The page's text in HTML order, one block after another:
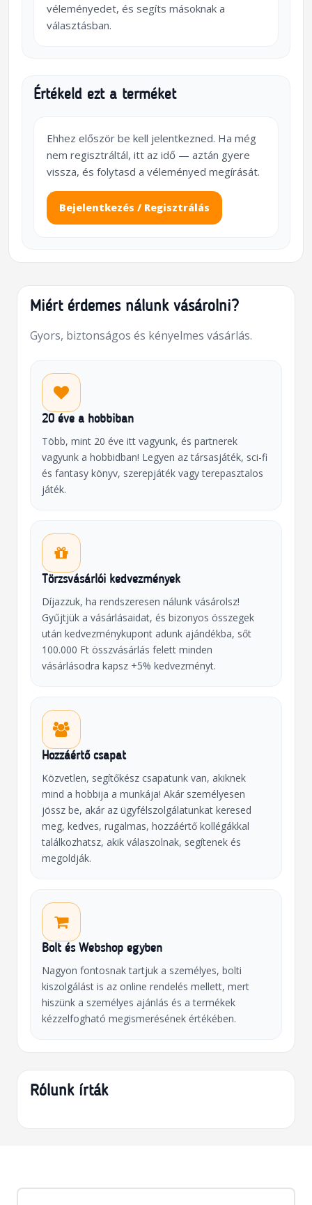
véleményedet, és segíts másoknak a
választásban.
Értékeld ezt a terméket
Ehhez először be kell jelentkezned. Ha még
nem regisztráltál, itt az idő — aztán gyere
vissza, és folytasd a véleményed megírását.
Bejelentkezés / Regisztrálás
Miért érdemes nálunk vásárolni?
Gyors, biztonságos és kényelmes vásárlás.
20 éve a hobbiban
Több, mint 20 éve itt vagyunk, és partnerek
vagyunk a hobbidban! Legyen az társasjáték, sci-fi
és fantasy könyv, szerepjáték vagy terepasztalos
játék.
Törzsvásárlói kedvezmények
Díjazzuk, ha rendszeresen nálunk vásárolsz!
Gyűjtjük a vásárlásaidat, és bizonyos összegek
után kedvezménykupont adunk ajándékba, sőt
100.000 Ft összvásárlás felett minden
vásárlásodra kapsz +5% kedvezményt.
Hozzáértő csapat
Közvetlen, segítőkész csapatunk van, akiknek
mind a hobbija a munkája! Akár személyesen
jössz be, akár az ügyfélszolgálatunkat keresed
meg, kedves, rugalmas, hozzáértő kollégákkal
találkozhatsz, akik válaszolnak, segítenek és
megoldják.
Bolt és Webshop egyben
Nagyon fontosnak tartjuk a személyes, bolti
kiszolgálást is az online rendelés mellett, mert
hiszünk a személyes ajánlás és a termékek
kézzelfogható megismerésének értékében.
Rólunk írták